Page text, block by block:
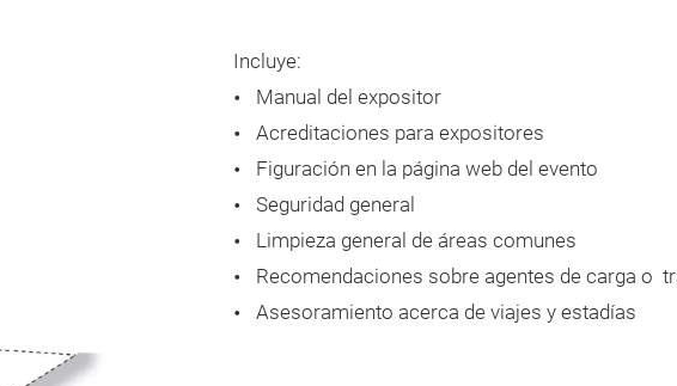
Incluye:
Manual del expositor
Acreditaciones para expositores
Figuración en la página web del evento
Seguridad general
Limpieza general de áreas comunes
Recomendaciones sobre agentes de carga o
Asesoramiento acerca de viajes y estadías